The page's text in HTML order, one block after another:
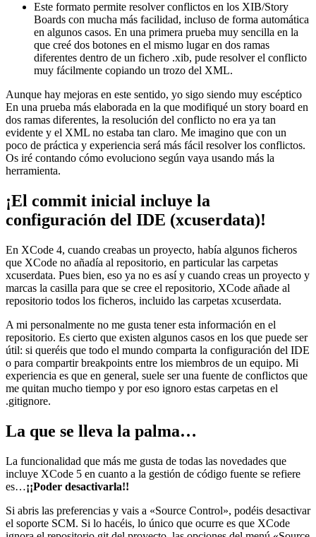
Este formato permite resolver conflictos en los XIB/Story
Boards con mucha más facilidad, incluso de forma automática
en algunos casos. En una primera prueba muy sencilla en la
que creé dos botones en el mismo lugar en dos ramas
diferentes dentro de un fichero .xib, pude resolver el conflicto
muy fácilmente copiando un trozo del XML.
Aunque hay mejoras en este sentido, yo sigo siendo muy escéptico
En una prueba más elaborada en la que modifiqué un story board en
dos ramas diferentes, la resolución del conflicto no era ya tan
evidente y el XML no estaba tan claro. Me imagino que con un
poco de práctica y experiencia será más fácil resolver los conflictos.
Os iré contando cómo evoluciono según vaya usando más la
herramienta.
¡El commit inicial incluye la
configuración del IDE (xcuserdata)!
En XCode 4, cuando creabas un proyecto, había algunos ficheros
que XCode no añadía al repositorio, en particular las carpetas
xcuserdata. Pues bien, eso ya no es así y cuando creas un proyecto y
marcas la casilla para que se cree el repositorio, XCode añade al
repositorio todos los ficheros, incluido las carpetas xcuserdata.
A mi personalmente no me gusta tener esta información en el
repositorio. Es cierto que existen algunos casos en los que puede ser
útil: si queréis que todo el mundo comparta la configuración del IDE
o para compartir breakpoints entre los miembros de un equipo. Mi
experiencia es que en general, suele ser una fuente de conflictos que
me quitan mucho tiempo y por eso ignoro estas carpetas en el
.gitignore.
La que se lleva la palma…
La funcionalidad que más me gusta de todas las novedades que
incluye XCode 5 en cuanto a la gestión de código fuente se refiere
es…¡¡Poder desactivarla!!
Si abris las preferencias y vais a «Source Control», podéis desactivar
el soporte SCM. Si lo hacéis, lo único que ocurre es que XCode